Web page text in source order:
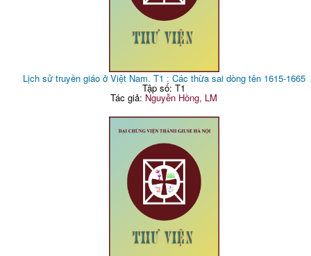
Lịch sử truyền giáo ở Việt Nam. T1 : Các thừa sai dòng tên 1615-1665
Tập số: T1
Tác giả: Nguyễn Hồng, LM